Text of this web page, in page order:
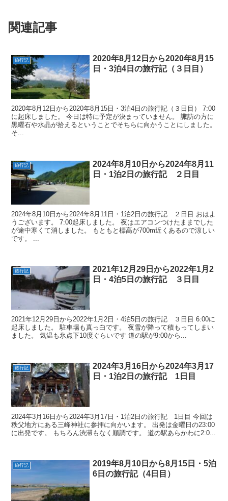
関連記事
旅行記
2020年8月12日から2020年8月15
日・3泊4日の旅行記（３日目）
2020年8月12日から2020年8月15日・3泊4日の旅行記（３日目） 7:00
に起床しました。 今日は特に予定が決まっていません。 諏訪の方に
黒曜石や水晶が拾えるということでそちらに向かうことにしました。
そ...
旅行記
2024年8月10日から2024年8月11
日・1泊2日の旅行記 ２日目
2024年8月10日から2024年8月11日・1泊2日の旅行記 ２日目 おはよ
うございます。 7:00起床しました。 夜はエアコンつけたままでした
が途中寒くて消しました。 もともと標高が700m近くあるので涼しい
です。 ...
旅行記
2021年12月29日から2022年1月2
日・4泊5日の旅行記 ３日目
2021年12月29日から2022年1月2日・4泊5日の旅行記 ３日目 6:00に
起床しました。 駐車場も真っ白です。 夜雪が降って積もってしまい
ました。 気温も氷点下10度ぐらいです 道の駅が9:00から...
旅行記
2024年3月16日から2024年3月17
日・1泊2日の旅行記 1日目
2024年3月16日から2024年3月17日・1泊2日の旅行記 1日目 今回は
秩父地方にある三峰神社に参拝に向かいます。 出発は金曜日の23:00
に出発です。 もちろん渋滞もなく順調です。 道の駅あらかわに2:0...
旅行記
2019年8月10日から8月15日・5泊
6日の旅行記（4日目）